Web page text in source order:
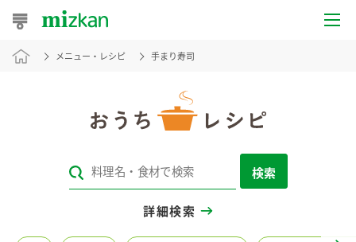
おうちレシピ
レシピカテゴリ一覧
メニュー・レシピ 手まり寿司
検索
詳細検索